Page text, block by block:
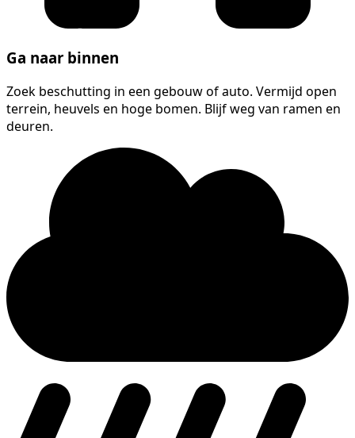
Ga naar binnen
Zoek beschutting in een gebouw of auto. Vermijd open
terrein, heuvels en hoge bomen. Blijf weg van ramen en
deuren.